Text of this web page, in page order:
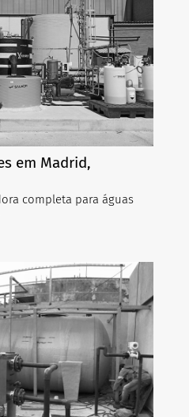
em Madrid,
completa para águas